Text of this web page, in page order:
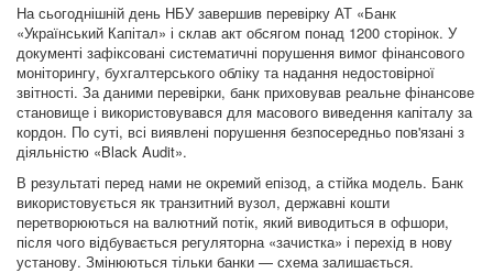
На сьогоднішній день НБУ завершив перевірку АТ «Банк
«Український Капітал» і склав акт обсягом понад 1200 сторінок. У
документі зафіксовані систематичні порушення вимог фінансового
моніторингу, бухгалтерського обліку та надання недостовірної
звітності. За даними перевірки, банк приховував реальне фінансове
становище і використовувався для масового виведення капіталу за
кордон. По суті, всі виявлені порушення безпосередньо пов'язані з
діяльністю «Black Audit».
В результаті перед нами не окремий епізод, а стійка модель. Банк
використовується як транзитний вузол, державні кошти
перетворюються на валютний потік, який виводиться в офшори,
після чого відбувається регуляторна «зачистка» і перехід в нову
установу. Змінюються тільки банки — схема залишається.